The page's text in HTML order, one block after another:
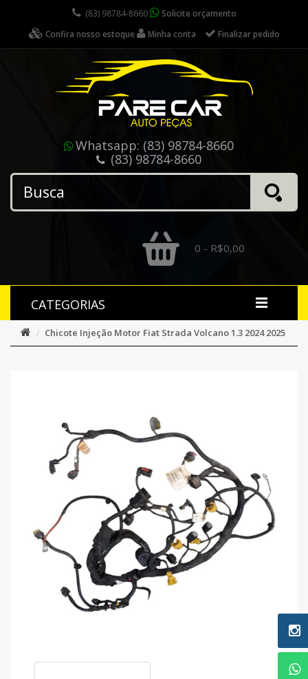
(83) 98784-8660
Solicite orçamento
Confira nosso estoque
Minha conta Finalizar pedido
Whatsapp: (83) 98784-8660
(83) 98784-8660
0 - R$0,00
CATEGORIAS
Chicote Injeção Motor Fiat Strada Volcano 1.3 2024 2025